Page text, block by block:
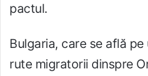
pactul.
Bulgaria, care se află
rute migratorii dinspre